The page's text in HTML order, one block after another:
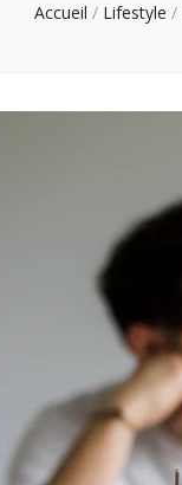
Accueil / Lifestyle /